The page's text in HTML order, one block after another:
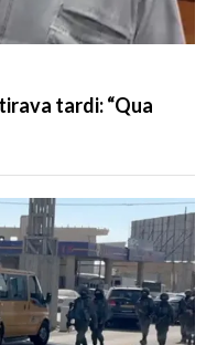
tardi: “Qua